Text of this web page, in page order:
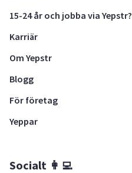
15-24 år och jobba via Yepstr?
Karriär
Om Yepstr
Blogg
För företag
Yeppar
Socialt 👩‍💻